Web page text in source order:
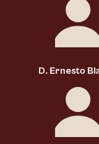
D. Ernesto